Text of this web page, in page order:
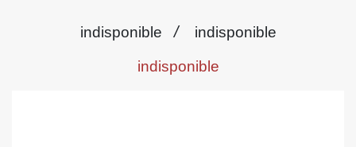
indisponible / indisponible
indisponible